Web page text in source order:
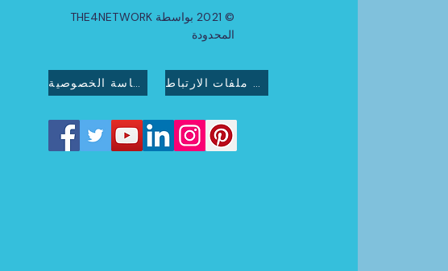
© 2021 بواسطة THE4NETWORK
المحدودة
سياسة الخصوصية سياسة ملفات الارتباط